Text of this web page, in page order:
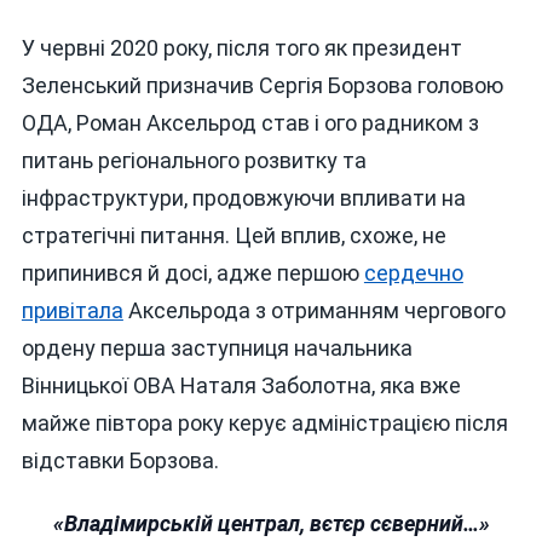
У червні 2020 року, після того як президент
Зеленський призначив Сергія Борзова головою
ОДА, Роман Аксельрод став і ого радником з
питань регіонального розвитку та
інфраструктури, продовжуючи впливати на
стратегічні питання. Цей вплив, схоже, не
припинився й досі, адже першою сердечно
привітала Аксельрода з отриманням чергового
ордену перша заступниця начальника
Вінницької ОВА Наталя Заболотна, яка вже
майже півтора року керує адміністрацією після
відставки Борзова.
«Владімирській централ, вєтєр сєверний…»